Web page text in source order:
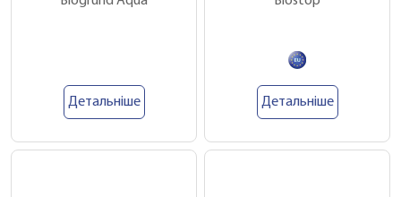
Детальніше Детальніше